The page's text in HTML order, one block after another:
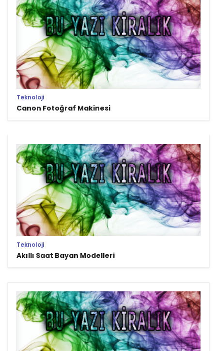
Teknoloji
Canon Fotoğraf Makinesi
Teknoloji
Akıllı Saat Bayan Modelleri